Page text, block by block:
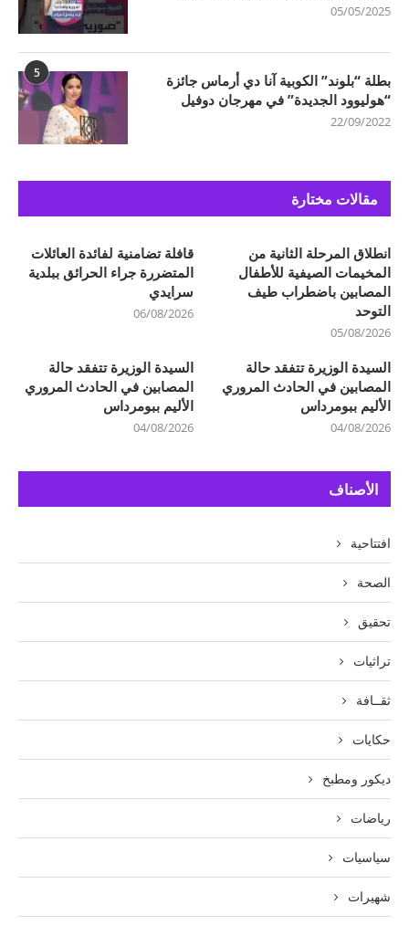
05/05/2025
5
بطلة “بلوند” الكوبية آنا دي أرماس جائزة
“هوليوود الجديدة” في مهرجان دوفيل
22/09/2022
مقالات مختارة
قافلة تضامنية لفائدة العائلات
المتضررة جراء الحرائق ببلدية
سرايدي
06/08/2026
انطلاق المرحلة الثانية من
المخيمات الصيفية للأطفال
المصابين باضطراب طيف
التوحد
05/08/2026
السيدة الوزيرة تتفقد حالة
المصابين في الحادث المروري
الأليم ببومرداس
04/08/2026
السيدة الوزيرة تتفقد حالة
المصابين في الحادث المروري
الأليم ببومرداس
04/08/2026
الأصناف
افتتاحية
الصحة
تحقيق
تراثيات
ثقــافة
حكايات
ديكور ومطبخ
رياضات
سياسيات
شهيرات